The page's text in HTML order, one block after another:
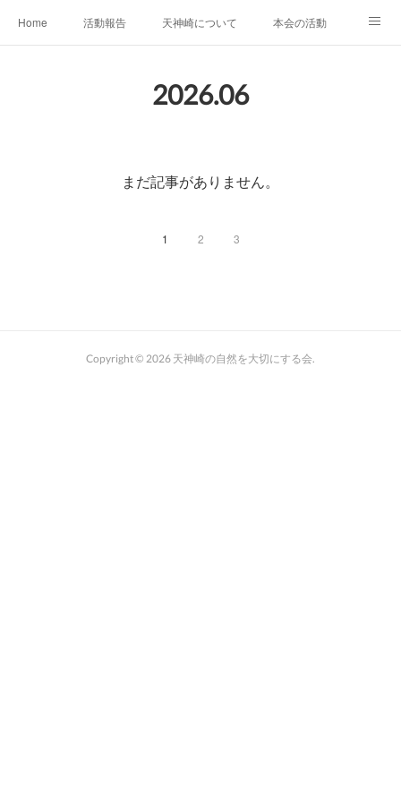
Home 活動報告 天神崎について 本会の活動
YouTube SNS
2026.06
まだ記事がありません。
1 2 3
Copyright © 2026 天神崎の自然を大切にする会.